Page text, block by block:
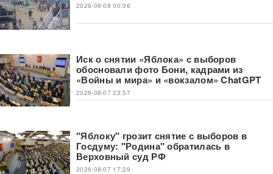
2026-08-08 00:06
Иск о снятии «Яблока» с выборов
обосновали фото Бони, кадрами из
«Войны и мира» и «вокзалом» ChatGPT
2026-08-07 23:57
"Яблоку" грозит снятие с выборов в
Госдуму: "Родина" обратилась в
Верховный суд РФ
2026-08-07 17:29